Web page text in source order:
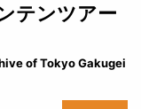
テンツアー
of Tokyo Gakugei